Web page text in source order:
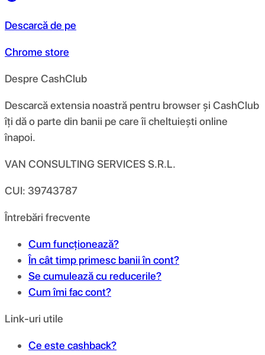
Descarcă de pe
Chrome store
Despre CashClub
Descarcă extensia noastră pentru browser și CashClub
îți dă o parte din banii pe care îi cheltuiești online
înapoi.
VAN CONSULTING SERVICES S.R.L.
CUI: 39743787
Întrebări frecvente
Cum funcționează?
În cât timp primesc banii în cont?
Se cumulează cu reducerile?
Cum îmi fac cont?
Link-uri utile
Ce este cashback?